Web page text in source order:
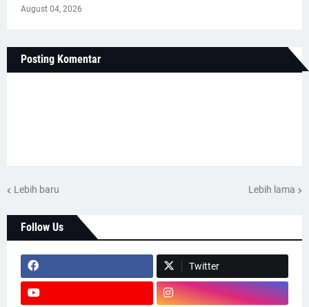
August 04, 2026
Posting Komentar
Lebih baru Lebih lama
Follow Us
Twitter